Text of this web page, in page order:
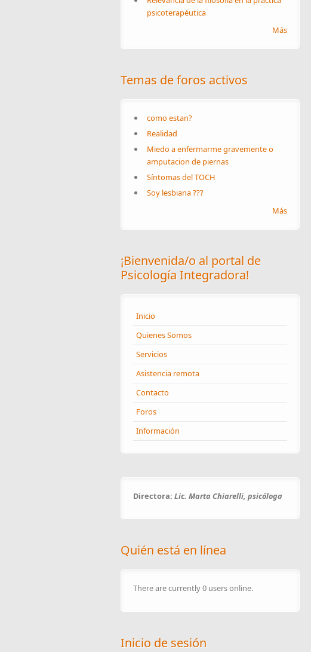
psicoterapéutica
Más
Temas de foros activos
como estan?
Realidad
Miedo a enfermarme gravemente o
amputacion de piernas
Síntomas del TOCH
Soy lesbiana ???
Más
¡Bienvenida/o al portal de
Psicología Integradora!
Inicio
Quienes Somos
Servicios
Asistencia remota
Contacto
Foros
Información
Directora: Lic. Marta Chiarelli, psicóloga
Quién está en línea
There are currently 0 users online.
Inicio de sesión